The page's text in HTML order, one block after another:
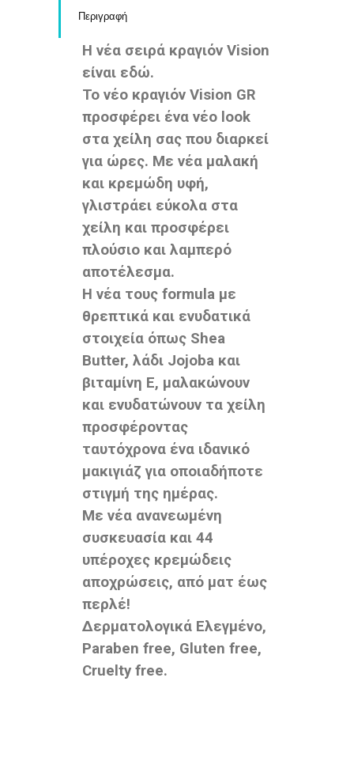
Περιγραφή
Η νέα σειρά κραγιόν Vision
είναι εδώ.
Το νέο κραγιόν Vision GR
προσφέρει ένα νέο look
στα χείλη σας που διαρκεί
για ώρες. Με νέα μαλακή
και κρεμώδη υφή,
γλιστράει εύκολα στα
χείλη και προσφέρει
πλούσιο και λαμπερό
αποτέλεσμα.
Η νέα τους formula με
θρεπτικά και ενυδατικά
στοιχεία όπως Shea
Butter, λάδι Jojoba και
βιταμίνη E, μαλακώνουν
και ενυδατώνουν τα χείλη
προσφέροντας
ταυτόχρονα ένα ιδανικό
μακιγιάζ για οποιαδήποτε
στιγμή της ημέρας.
Με νέα ανανεωμένη
συσκευασία και 44
υπέροχες κρεμώδεις
αποχρώσεις, από ματ έως
περλέ!
Δερματολογικά Ελεγμένο,
Paraben free, Gluten free,
Cruelty free.